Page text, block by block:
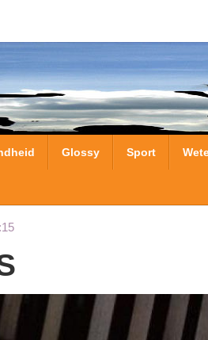
Glossy Sport